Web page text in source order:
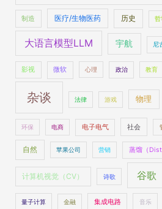
制造 医疗/生物医药 历史 哲
大语言模型LLM 宇航 尼
影视 微软 心理 政治 教育
杂谈 法律 游戏 物理
环保 电商 电子电气 社会
自然 苹果公司 营销 蒸馏（
计算机视觉（CV） 诗歌 谷歌
量子计算 金融 集成电路 音乐